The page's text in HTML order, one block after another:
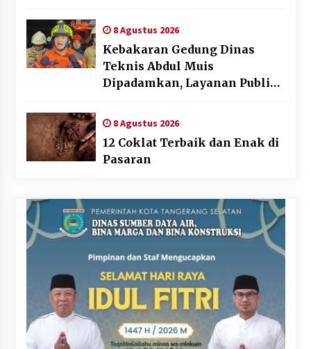
8 Agustus 2026
Kebakaran Gedung Dinas
Teknis Abdul Muis
Dipadamkan, Layanan Publik
8 Agustus 2026
12 Coklat Terbaik dan Enak di
Pasaran